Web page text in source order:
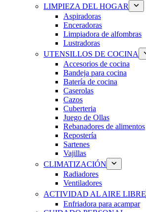
LIMPIEZA DEL HOGAR
Aspiradoras
Enceradoras
Limpiadora de alfombras
Lustradoras
UTENSILLOS DE COCINA
Accesorios de cocina
Bandeja para cocina
Batería de cocina
Caserolas
Cazos
Cuberteria
Juego de Ollas
Rebanadores de alimentos
Repostería
Sartenes
Vajillas
CLIMATIZACIÓN
Radiadores
Ventiladores
ACTIVIDAD AL AIRE LIBRE
Enfriadora para acampar